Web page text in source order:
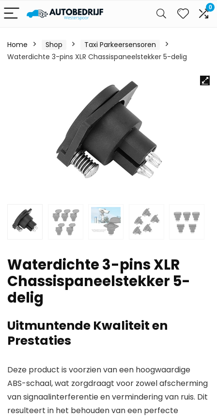
0
Home Shop
Taxi Parkeersensoren
Waterdichte 3-pins XLR Chassispaneelstekker 5-delig
Waterdichte 3-pins XLR
Chassispaneelstekker 5-
delig
Uitmuntende Kwaliteit en
Prestaties
Deze product is voorzien van een hoogwaardige
ABS-schaal, wat zorgdraagt voor zowel afscherming
van signaalinterferentie en vermindering van ruis. Dit
resulteert in het behouden van een perfecte